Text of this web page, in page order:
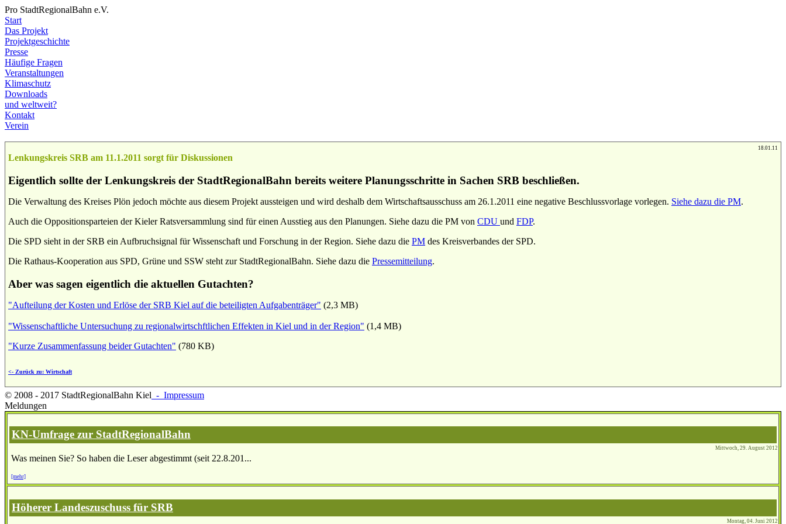
Pro StadtRegionalBahn e.V.
Start
Das Projekt
Projektgeschichte
Presse
Häufige Fragen
Veranstaltungen
Klimaschutz
Downloads
und weltweit?
Kontakt
Verein
18.01.11
Lenkungskreis SRB am 11.1.2011 sorgt für Diskussionen
Eigentlich sollte der Lenkungskreis der StadtRegionalBahn bereits weitere Planungsschritte in Sachen SRB beschließen.
Die Verwaltung des Kreises Plön jedoch möchte aus diesem Projekt aussteigen und wird deshalb dem Wirtschaftsausschuss am 26.1.2011 eine negative Beschlussvorlage vorlegen. Siehe dazu die PM.
Auch die Oppositionsparteien der Kieler Ratsversammlung sind für einen Ausstieg aus den Planungen. Siehe dazu die PM von CDU und FDP.
Die SPD sieht in der SRB ein Aufbruchsignal für Wissenschaft und Forschung in der Region. Siehe dazu die PM des Kreisverbandes der SPD.
Die Rathaus-Kooperation aus SPD, Grüne und SSW steht zur StadtRegionalBahn. Siehe dazu die Pressemitteilung.
Aber was sagen eigentlich die aktuellen Gutachten?
"Aufteilung der Kosten und Erlöse der SRB Kiel auf die beteiligten Aufgabenträger" (2,3 MB)
"Wissenschaftliche Untersuchung zu regionalwirtschftlichen Effekten in Kiel und in der Region" (1,4 MB)
"Kurze Zusammenfassung beider Gutachten" (780 KB)
<- Zurück zu: Wirtschaft
© 2008 - 2017 StadtRegionalBahn Kiel - Impressum
Meldungen
KN-Umfrage zur StadtRegionalBahn
Mittwoch, 29. August 2012
Was meinen Sie? So haben die Leser abgestimmt (seit 22.8.201...
[mehr]
Höherer Landeszuschuss für SRB
Montag, 04. Juni 2012